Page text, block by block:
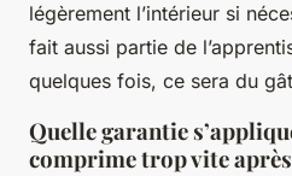
légèrement l’intérieur si
fait aussi partie de
quelques fois, ce sera du
Quelle garantie
comprime trop vite